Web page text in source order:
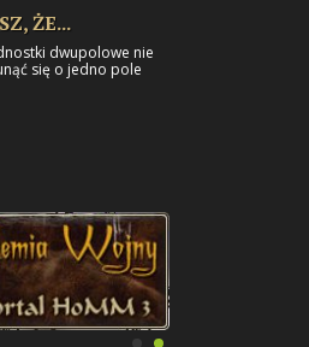
ŻE...
dwupolowe nie
się o jedno pole